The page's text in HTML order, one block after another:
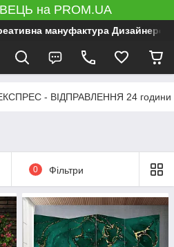
на PROM.UA
мануфактура
- ВІДПРАВЛЕННЯ 24 години
0 Фільтри